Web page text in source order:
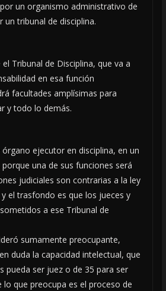
un organismo administrativo de
un tribunal de disciplina.
Tribunal de Disciplina, que va a
en esa función
facultades amplísimas para
y todo lo demás.
ejecutor en disciplina, en un
una de sus funciones será
judiciales son contrarias a la ley
el trasfondo es que los jueces y
a ese Tribunal de
sumamente preocupante,
duda la capacidad intelectual, que
pueda ser juez o de 35 para ser
que preocupa es el proceso de